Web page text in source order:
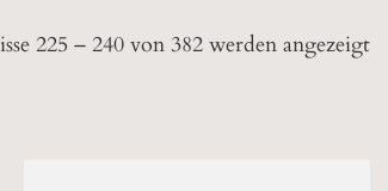
225 – 240 von 382 werden angezeigt